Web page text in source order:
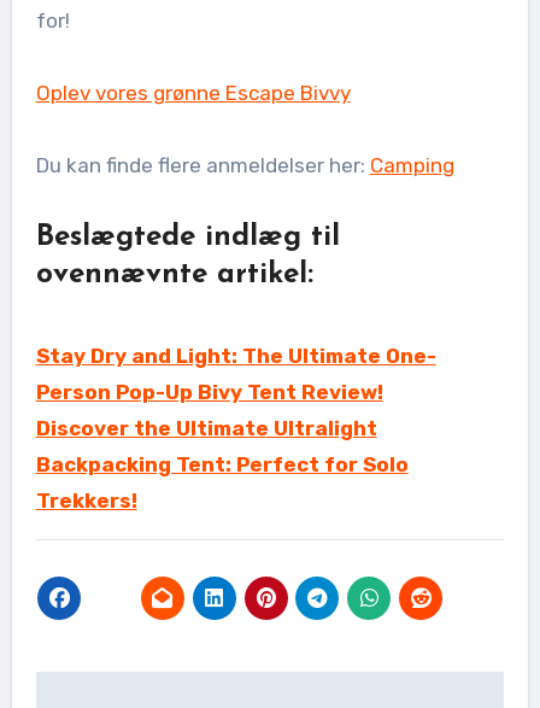
for!
Oplev vores grønne Escape Bivvy
Du kan finde flere anmeldelser her: Camping
Beslægtede indlæg til
ovennævnte artikel:
Stay Dry and Light: The Ultimate One-
Person Pop-Up Bivy Tent Review!
Discover the Ultimate Ultralight
Backpacking Tent: Perfect for Solo
Trekkers!